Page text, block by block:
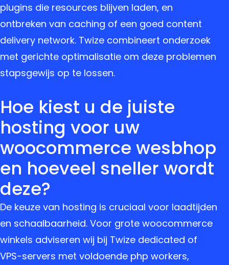
plugins die resources blijven laden, en
ontbreken van caching of een goed content
delivery network. Twize combineert onderzoek
met gerichte optimalisatie om deze problemen
stapsgewijs op te lossen.
Hoe kiest u de juiste
hosting voor uw
woocommerce wesbhop
en hoeveel sneller wordt
deze?
De keuze van hosting is cruciaal voor laadtijden
en schaalbaarheid. Voor grote woocommerce
winkels adviseren wij bij Twize dedicated of
VPS-servers met voldoende php workers,